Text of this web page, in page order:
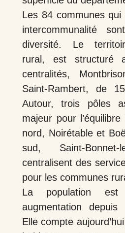
Les 84 communes
intercommunalité
diversité. Le
rural, est structuré
centralités,
Saint-Rambert, de
Autour, trois pôles
majeur pour
nord, Noirétable et
sud, Saint-Bonnet-
centralisent des
pour les communes
La population est
augmentation
Elle compte